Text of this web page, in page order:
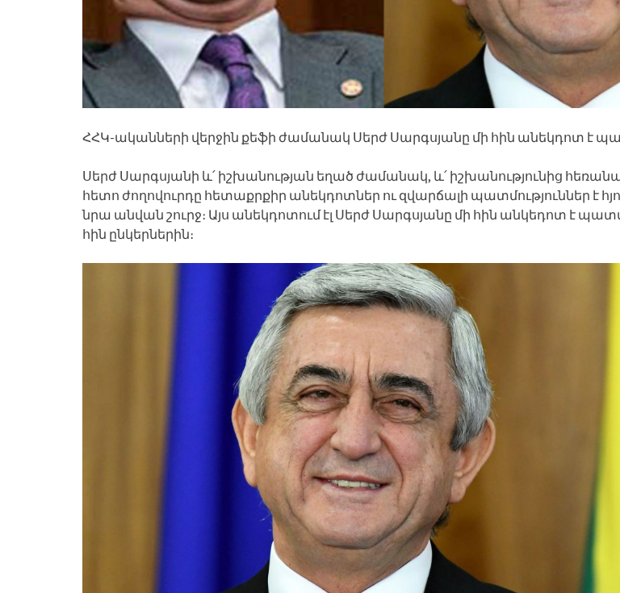
ՀՀԿ-ականների վերջին քեֆի ժամանակ Սերժ Սարգսյանը մի հին անեկդոտ է
Սերժ Սարգսյանի և՛ իշխանության եղած ժամանակ, և՛ իշխանությունից
հետո ժողովուրդը հետաքրքիր անեկդոտներ ու զվարճալի պատմություններ է
նրա անվան շուրջ։ Այս անեկդոտում էլ Սերժ Սարգսյանը մի հին անկեդոտ է
հին ընկերներին։